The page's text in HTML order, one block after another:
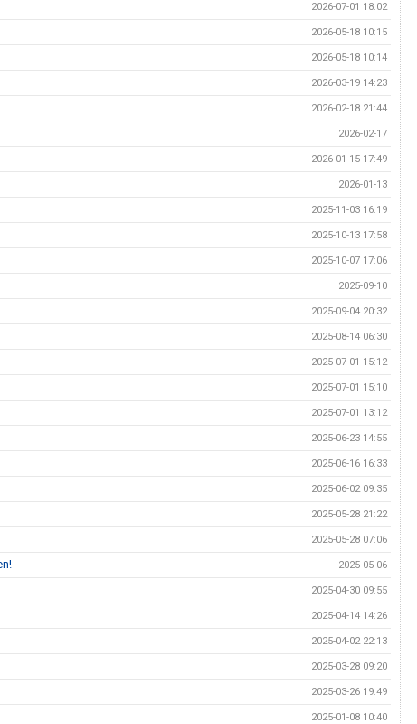
2026-07-01 18:02
2026-05-18 10:15
2026-05-18 10:14
2026-03-19 14:23
2026-02-18 21:44
2026-02-17
2026-01-15 17:49
2026-01-13
2025-11-03 16:19
2025-10-13 17:58
2025-10-07 17:06
2025-09-10
2025-09-04 20:32
2025-08-14 06:30
2025-07-01 15:12
2025-07-01 15:10
2025-07-01 13:12
2025-06-23 14:55
2025-06-16 16:33
2025-06-02 09:35
2025-05-28 21:22
2025-05-28 07:06
2025-05-06
2025-04-30 09:55
2025-04-14 14:26
2025-04-02 22:13
2025-03-28 09:20
2025-03-26 19:49
2025-01-08 10:40